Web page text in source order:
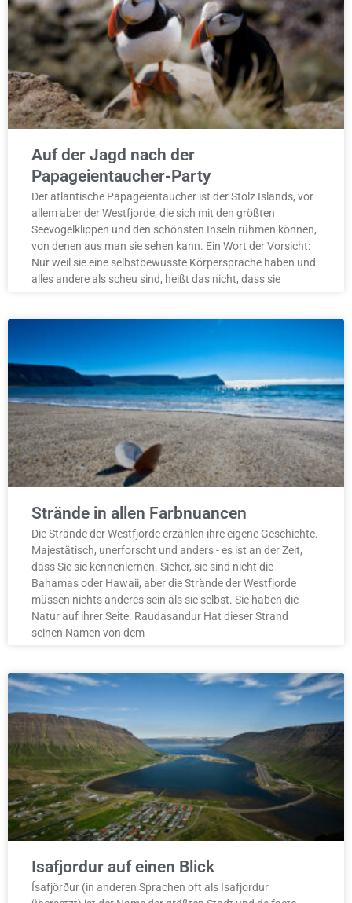
Auf der Jagd nach der
Papageientaucher-Party
Der atlantische Papageientaucher ist der Stolz Islands, vor
allem aber der Westfjorde, die sich mit den größten
Seevogelklippen und den schönsten Inseln rühmen können,
von denen aus man sie sehen kann. Ein Wort der Vorsicht:
Nur weil sie eine selbstbewusste Körpersprache haben und
alles andere als scheu sind, heißt das nicht, dass sie
Strände in allen Farbnuancen
Die Strände der Westfjorde erzählen ihre eigene Geschichte.
Majestätisch, unerforscht und anders - es ist an der Zeit,
dass Sie sie kennenlernen. Sicher, sie sind nicht die
Bahamas oder Hawaii, aber die Strände der Westfjorde
müssen nichts anderes sein als sie selbst. Sie haben die
Natur auf ihrer Seite. Raudasandur Hat dieser Strand
seinen Namen von dem
Isafjordur auf einen Blick
Ísafjörður (in anderen Sprachen oft als Isafjordur